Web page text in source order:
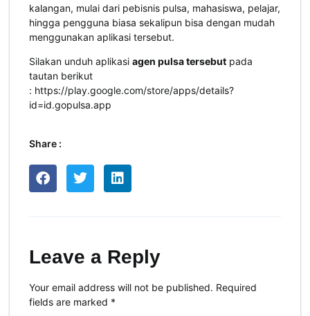
kalangan, mulai dari pebisnis pulsa, mahasiswa, pelajar,
hingga pengguna biasa sekalipun bisa dengan mudah
menggunakan aplikasi tersebut.
Silakan unduh aplikasi agen pulsa tersebut pada
tautan berikut
: https://play.google.com/store/apps/details?
id=id.gopulsa.app
Share :
Leave a Reply
Your email address will not be published. Required
fields are marked *